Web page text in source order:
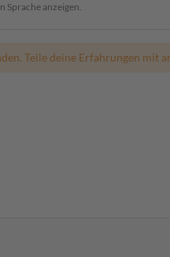
Sprache anzeigen.
Teile deine Erfahrungen mit